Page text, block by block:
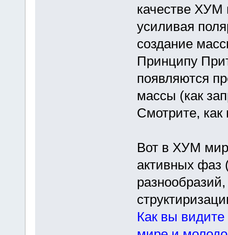
качестве ХУМ
усиливая
создание
Принципу
появляются
массы (как
Смотрите, как
Вот в ХУМ
активных
Как вы